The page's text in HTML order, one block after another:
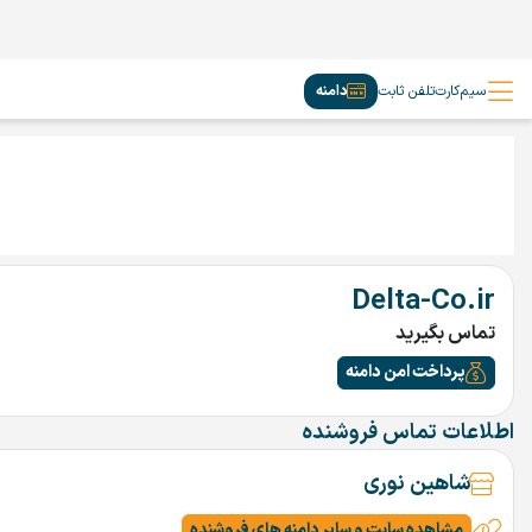
سیم‌کارتتلفن ثابت دامنه
Delta-Co.ir
تماس بگیرید
پرداخت امن دامنه
اطلاعات تماس فروشنده
شاهین نوری